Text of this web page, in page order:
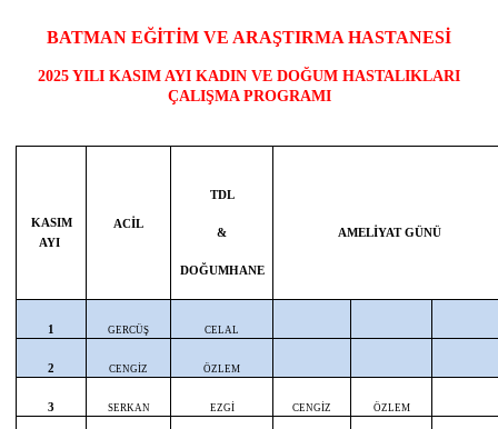
BATMAN EĞİTİM VE ARAŞTIRMA HASTANESİ
2025 YILI KASIM AYI KADIN VE DOĞUM HASTALIKLARI
ÇALIŞMA PROGRAMI
KASIM
AYI
ACİL
TDL
&
DOĞUMHANE
AMELİYAT GÜNÜ
1 GERCÜŞ CELAL
2 CENGİZ ÖZLEM
3 SERKAN EZGİ CENGİZ ÖZLEM